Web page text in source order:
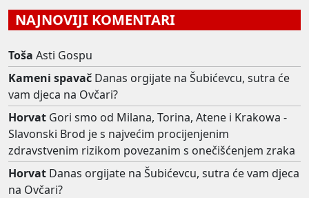
NAJNOVIJI KOMENTARI
Toša Asti Gospu
Kameni spavač Danas orgijate na Šubićevcu, sutra će
vam djeca na Ovčari?
Horvat Gori smo od Milana, Torina, Atene i Krakowa -
Slavonski Brod je s najvećim procijenjenim
zdravstvenim rizikom povezanim s onečišćenjem zraka
Horvat Danas orgijate na Šubićevcu, sutra će vam djeca
na Ovčari?